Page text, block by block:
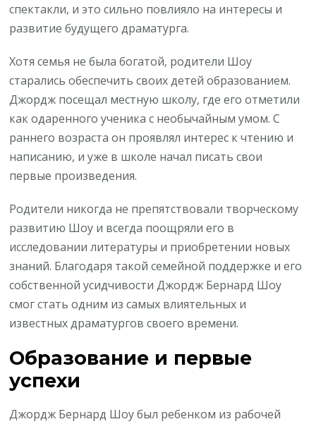
спектакли, и это сильно повлияло на интересы и
развитие будущего драматурга.
Хотя семья не была богатой, родители Шоу
старались обеспечить своих детей образованием.
Джордж посещал местную школу, где его отметили
как одаренного ученика с необычайным умом. С
раннего возраста он проявлял интерес к чтению и
написанию, и уже в школе начал писать свои
первые произведения.
Родители никогда не препятствовали творческому
развитию Шоу и всегда поощряли его в
исследовании литературы и приобретении новых
знаний. Благодаря такой семейной поддержке и его
собственной усидчивости Джордж Бернард Шоу
смог стать одним из самых влиятельных и
известных драматургов своего времени.
Образование и первые
успехи
Джордж Бернард Шоу был ребенком из рабочей